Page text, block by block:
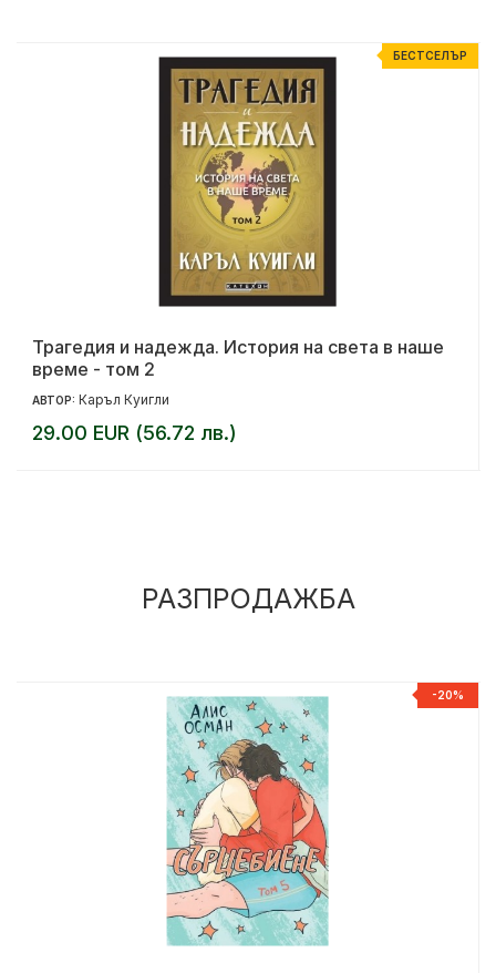
БЕСТСЕЛЪР
Трагедия и надежда. История на света в наше
време - том 2
АВТОР: Каръл Куигли
29.00 EUR (56.72 лв.)
РАЗПРОДАЖБА
-20%